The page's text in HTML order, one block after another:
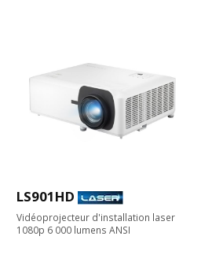
LS901HD
Vidéoprojecteur d'installation laser
1080p 6 000 lumens ANSI